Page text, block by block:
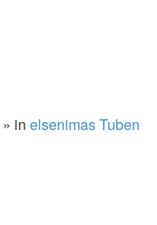
» in elsenimas Tuben